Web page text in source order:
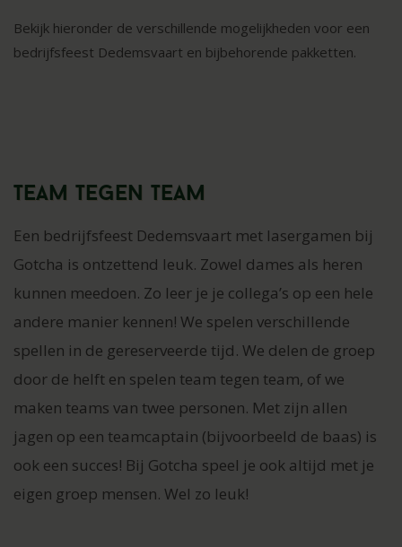
Bekijk hieronder de verschillende mogelijkheden voor een
bedrijfsfeest Dedemsvaart en bijbehorende pakketten.
Team tegen team
Een bedrijfsfeest Dedemsvaart met lasergamen bij
Gotcha is ontzettend leuk. Zowel dames als heren
kunnen meedoen. Zo leer je je collega’s op een hele
andere manier kennen! We spelen verschillende
spellen in de gereserveerde tijd. We delen de groep
door de helft en spelen team tegen team, of we
maken teams van twee personen. Met zijn allen
jagen op een teamcaptain (bijvoorbeeld de baas) is
ook een succes! Bij Gotcha speel je ook altijd met je
eigen groep mensen. Wel zo leuk!